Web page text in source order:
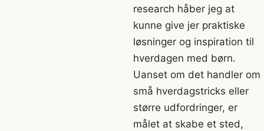
research håber jeg at
kunne give jer praktiske
løsninger og inspiration til
hverdagen med børn.
Uanset om det handler om
små hverdagstricks eller
større udfordringer, er
målet at skabe et sted,